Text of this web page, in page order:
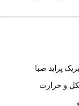
پراید صبا
و حرارت